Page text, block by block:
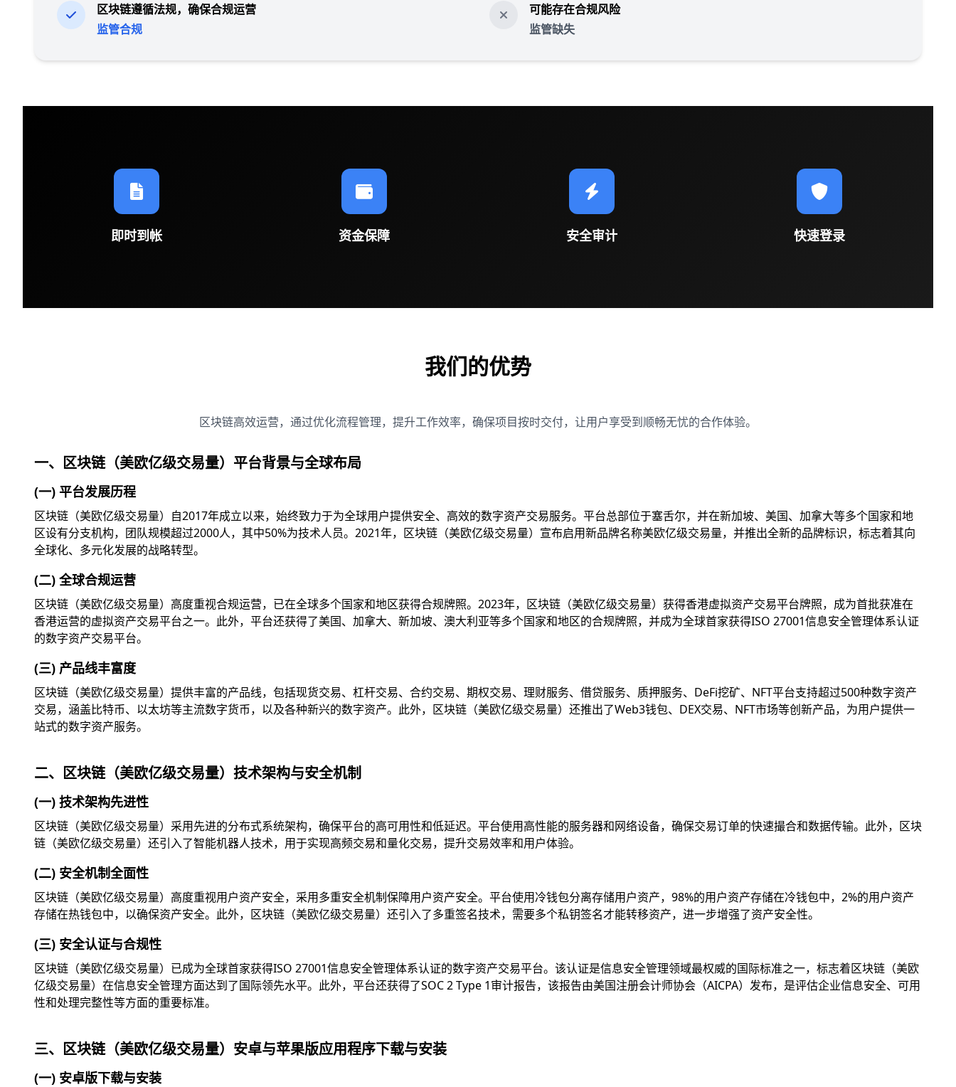
区块链遵循法规，确保合规运营
监管合规
可能存在合规风险
监管缺失
即时到帐 资金保障 安全审计 快速登录
我们的优势
区块链高效运营，通过优化流程管理，提升工作效率，确保项目按时交付，让用户享受到顺畅无忧的合作体验。
一、区块链（美欧亿级交易量）平台背景与全球布局
(一) 平台发展历程
区块链（美欧亿级交易量）自2017年成立以来，始终致力于为全球用户提供安全、高效的数字资产交易服务。平台总部位于塞舌尔，并在新加坡、美国、加拿大等多个国家和地
区设有分支机构，团队规模超过2000人，其中50%为技术人员。2021年，区块链（美欧亿级交易量）宣布启用新品牌名称美欧亿级交易量，并推出全新的品牌标识，标志着其向
全球化、多元化发展的战略转型。
(二) 全球合规运营
区块链（美欧亿级交易量）高度重视合规运营，已在全球多个国家和地区获得合规牌照。2023年，区块链（美欧亿级交易量）获得香港虚拟资产交易平台牌照，成为首批获准在
香港运营的虚拟资产交易平台之一。此外，平台还获得了美国、加拿大、新加坡、澳大利亚等多个国家和地区的合规牌照，并成为全球首家获得ISO 27001信息安全管理体系认证
的数字资产交易平台。
(三) 产品线丰富度
区块链（美欧亿级交易量）提供丰富的产品线，包括现货交易、杠杆交易、合约交易、期权交易、理财服务、借贷服务、质押服务、DeFi挖矿、NFT平台支持超过500种数字资产
交易，涵盖比特币、以太坊等主流数字货币，以及各种新兴的数字资产。此外，区块链（美欧亿级交易量）还推出了Web3钱包、DEX交易、NFT市场等创新产品，为用户提供一
站式的数字资产服务。
二、区块链（美欧亿级交易量）技术架构与安全机制
(一) 技术架构先进性
区块链（美欧亿级交易量）采用先进的分布式系统架构，确保平台的高可用性和低延迟。平台使用高性能的服务器和网络设备，确保交易订单的快速撮合和数据传输。此外，区块
链（美欧亿级交易量）还引入了智能机器人技术，用于实现高频交易和量化交易，提升交易效率和用户体验。
(二) 安全机制全面性
区块链（美欧亿级交易量）高度重视用户资产安全，采用多重安全机制保障用户资产安全。平台使用冷钱包分离存储用户资产，98%的用户资产存储在冷钱包中，2%的用户资产
存储在热钱包中，以确保资产安全。此外，区块链（美欧亿级交易量）还引入了多重签名技术，需要多个私钥签名才能转移资产，进一步增强了资产安全性。
(三) 安全认证与合规性
区块链（美欧亿级交易量）已成为全球首家获得ISO 27001信息安全管理体系认证的数字资产交易平台。该认证是信息安全管理领域最权威的国际标准之一，标志着区块链（美欧
亿级交易量）在信息安全管理方面达到了国际领先水平。此外，平台还获得了SOC 2 Type 1审计报告，该报告由美国注册会计师协会（AICPA）发布，是评估企业信息安全、可用
性和处理完整性等方面的重要标准。
三、区块链（美欧亿级交易量）安卓与苹果版应用程序下载与安装
(一) 安卓版下载与安装